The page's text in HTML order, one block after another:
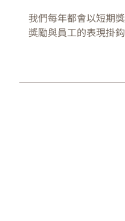
我們每年都會以短期
獎勵與員工的表現掛